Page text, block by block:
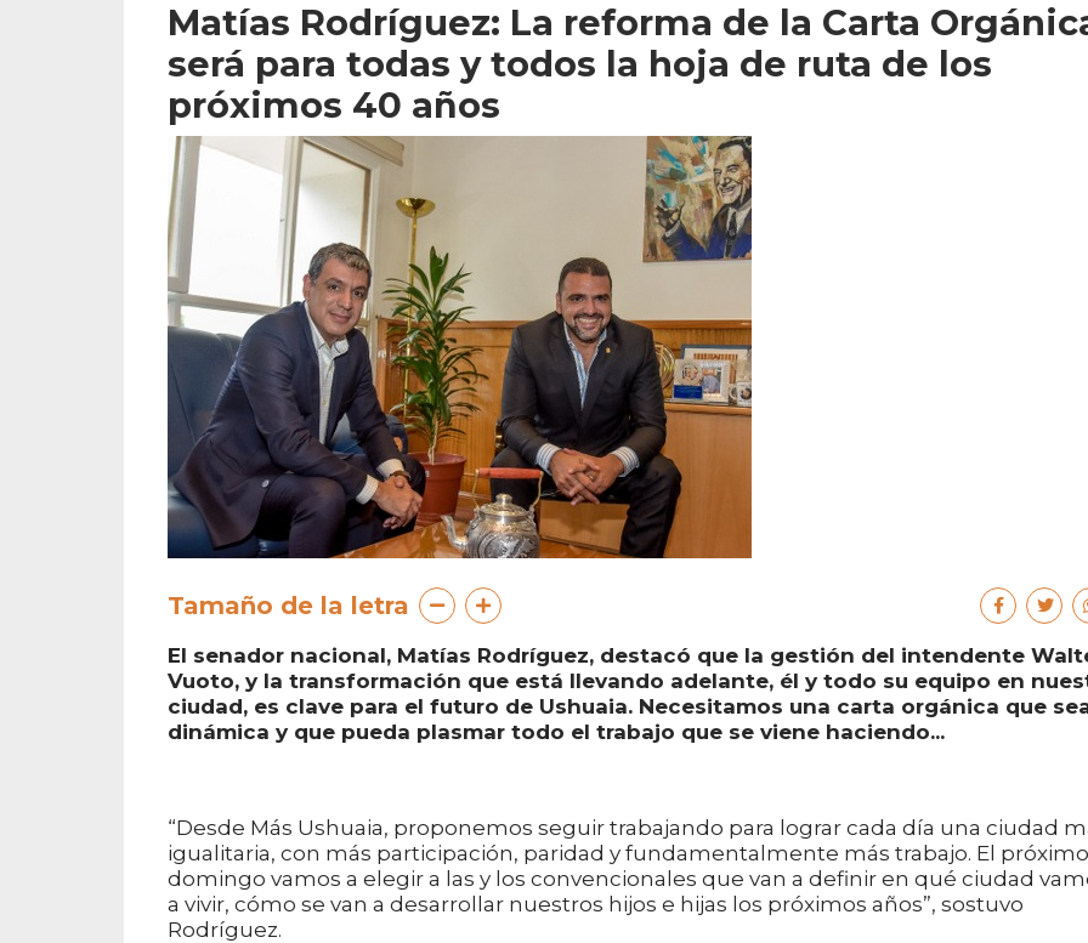
Matías Rodríguez: La reforma de la Carta
será para todas y todos la hoja de ruta de los
próximos 40 años
Tamaño de la letra
El senador nacional, Matías Rodríguez, destacó que la gestión del intendente
Vuoto, y la transformación que está llevando adelante, él y todo su equipo en
ciudad, es clave para el futuro de Ushuaia. Necesitamos una carta orgánica que
dinámica y que pueda plasmar todo el trabajo que se viene haciendo...
“Desde Más Ushuaia, proponemos seguir trabajando para lograr cada día una ciudad
igualitaria, con más participación, paridad y fundamentalmente más trabajo. El próximo
domingo vamos a elegir a las y los convencionales que van a definir en qué ciudad
a vivir, cómo se van a desarrollar nuestros hijos e hijas los próximos años”, sostuvo
Rodríguez.